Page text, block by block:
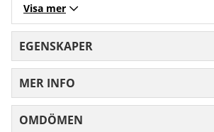
Visa mer
EGENSKAPER
MER INFO
OMDÖMEN